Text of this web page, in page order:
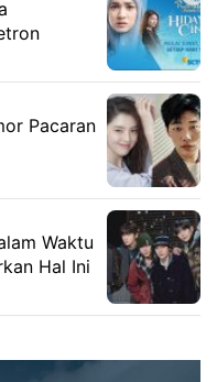
Pacaran
Waktu
Hal Ini